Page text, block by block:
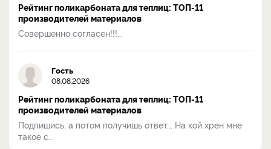
Рейтинг поликарбоната для теплиц: ТОП-11
производителей материалов
Совершенно согласен!!!...
Гость
08.08.2026
Рейтинг поликарбоната для теплиц: ТОП-11
производителей материалов
Подпишись, а потом получишь ответ... На кой хрен мне
такое с...